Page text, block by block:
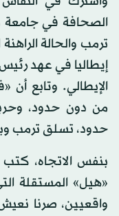
الصحافة في جامعة
ترمب والحالة
إيطاليا في عهد رئيس
الإيطالي. وتابع
من دون حدود،
حدود، تسلق ترمب
بنفس الاتجاه،
«هيل» المستقلة
واقعيين، صرنا